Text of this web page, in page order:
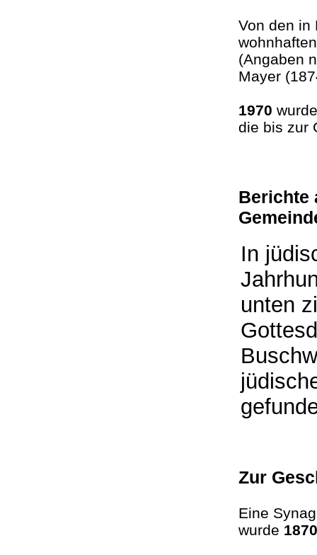
Von den in
(Angaben
Mayer
1970
die bis zur
Berichte
In
unten
Zur
Eine
wurde 1870